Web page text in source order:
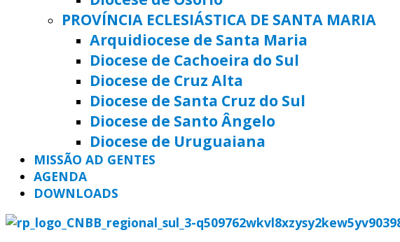
PROVÍNCIA ECLESIÁSTICA DE SANTA MARIA
Arquidiocese de Santa Maria
Diocese de Cachoeira do Sul
Diocese de Cruz Alta
Diocese de Santa Cruz do Sul
Diocese de Santo Ângelo
Diocese de Uruguaiana
MISSÃO AD GENTES
AGENDA
DOWNLOADS